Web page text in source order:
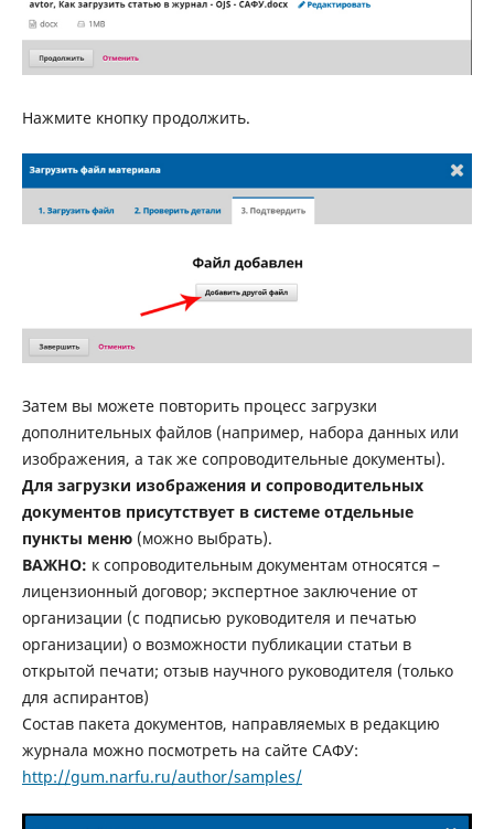
Нажмите кнопку продолжить.
Затем вы можете повторить процесс загрузки
дополнительных файлов (например, набора данных или
изображения, а так же сопроводительные документы).
Для загрузки изображения и сопроводительных
документов присутствует в системе отдельные
пункты меню(можно выбрать).
ВАЖНО: к сопроводительным документам относятся –
лицензионный договор; экспертное заключение от
организации (с подписью руководителя и печатью
организации) о возможности публикации статьи в
открытой печати; отзыв научного руководителя (только
для аспирантов)
Состав пакета документов, направляемых в редакцию
журнала можно посмотреть на сайте САФУ:
http://gum.narfu.ru/author/samples/